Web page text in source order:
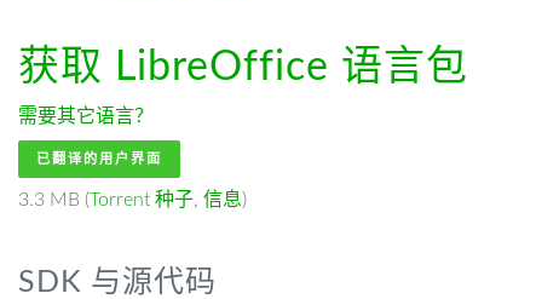
获取 LibreOffice 语言包
需要其它语言？
已翻译的用户界面
3.3 MB (Torrent 种子, 信息)
SDK 与源代码